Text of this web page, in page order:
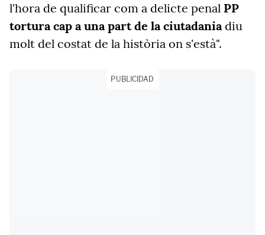
l'hora de qualificar com a delicte penal PP
tortura cap a una part de la ciutadaniadiu
molt del costat de la història on s'està".
PUBLICIDAD